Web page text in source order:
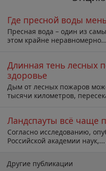
Где пресной воды
Пресная вода – один из
этом крайне неравномерно...
Длинная тень лесных
здоровье
Дым от лесных пожаров
тысячи километров,
Ландспауты всё чаще
Согласно исследованию,
Российской академии наук,...
Другие публикации